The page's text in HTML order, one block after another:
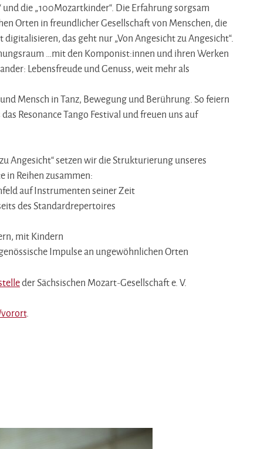
die „100Mozartkinder“. Die Erfahrung sorgsam
Orten in freundlicher Gesellschaft von Menschen, die
das geht nur „Von Angesicht zu Angesicht“.
…mit den Komponist:innen und ihren Werken
Lebensfreude und Genuss, weit mehr als
Mensch in Tanz, Bewegung und Berührung. So feiern
Resonance Tango Festival und freuen uns auf
Angesicht“ setzen wir die Strukturierung unseres
in Reihen zusammen:
auf Instrumenten seiner Zeit
des Standardrepertoires
mit Kindern
Impulse an ungewöhnlichen Orten
der Sächsischen Mozart-Gesellschaft e. V.
vorort.